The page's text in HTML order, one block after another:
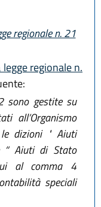
regionale n. 21
regionale n.
sono gestite su
all’Organismo
le dizioni " Aiuti
“ Aiuti di Stato
al comma 4
speciali